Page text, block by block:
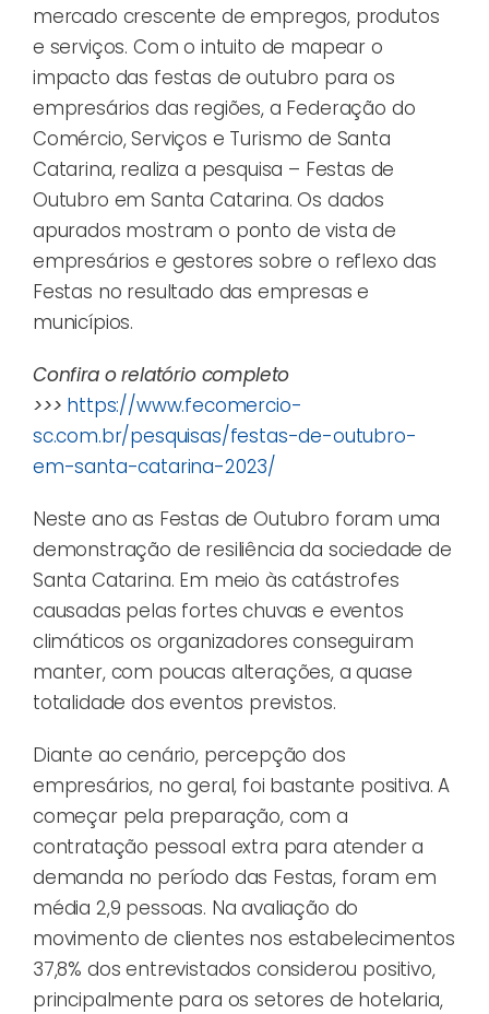
mercado crescente de empregos, produtos
e serviços. Com o intuito de mapear o
impacto das festas de outubro para os
empresários das regiões, a Federação do
Comércio, Serviços e Turismo de Santa
Catarina, realiza a pesquisa – Festas de
Outubro em Santa Catarina. Os dados
apurados mostram o ponto de vista de
empresários e gestores sobre o reflexo das
Festas no resultado das empresas e
municípios.
Confira o relatório completo
>>> https://www.fecomercio-
sc.com.br/pesquisas/festas-de-outubro-
em-santa-catarina-2023/
Neste ano as Festas de Outubro foram uma
demonstração de resiliência da sociedade de
Santa Catarina. Em meio às catástrofes
causadas pelas fortes chuvas e eventos
climáticos os organizadores conseguiram
manter, com poucas alterações, a quase
totalidade dos eventos previstos.
Diante ao cenário, percepção dos
empresários, no geral, foi bastante positiva. A
começar pela preparação, com a
contratação pessoal extra para atender a
demanda no período das Festas, foram em
média 2,9 pessoas. Na avaliação do
movimento de clientes nos estabelecimentos
37,8% dos entrevistados considerou positivo,
principalmente para os setores de hotelaria,